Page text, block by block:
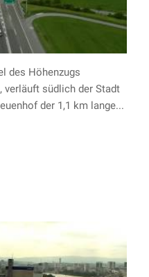
des Höhenzugs
verläuft südlich der Stadt
der 1,1 km lange...